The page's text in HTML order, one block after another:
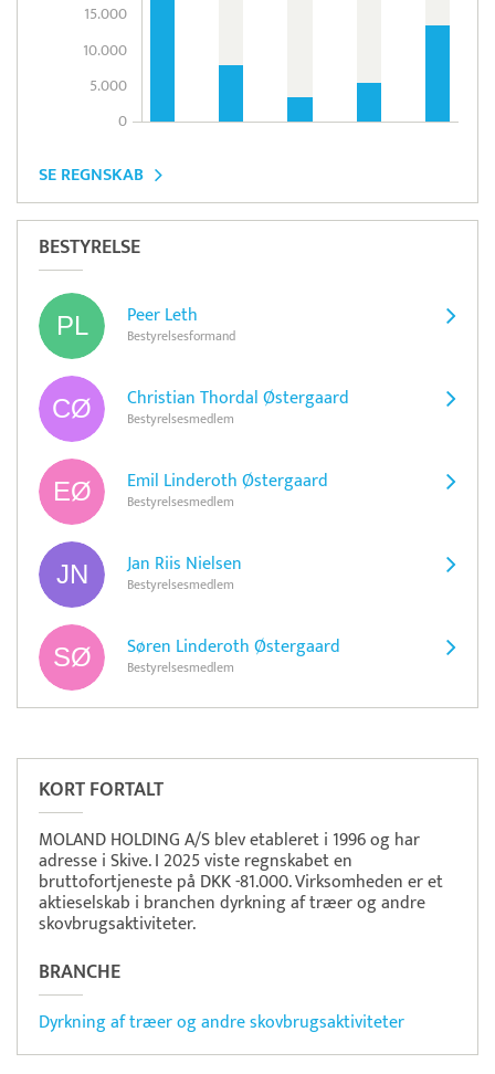
15.000
10.000
5.000
0
SE REGNSKAB
BESTYRELSE
Peer Leth
Bestyrelsesformand
Christian Thordal Østergaard
Bestyrelsesmedlem
Emil Linderoth Østergaard
Bestyrelsesmedlem
Jan Riis Nielsen
Bestyrelsesmedlem
Søren Linderoth Østergaard
Bestyrelsesmedlem
KORT FORTALT
MOLAND HOLDING A/S blev etableret i 1996 og har
adresse i Skive. I 2025 viste regnskabet en
bruttofortjeneste på DKK -81.000. Virksomheden er et
aktieselskab i branchen dyrkning af træer og andre
skovbrugsaktiviteter.
BRANCHE
Dyrkning af træer og andre skovbrugsaktiviteter